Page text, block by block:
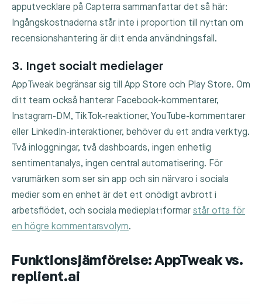
apputvecklare på Capterra sammanfattar det så här:
Ingångskostnaderna står inte i proportion till nyttan om
recensionshantering är ditt enda användningsfall.
3. Inget socialt medielager
AppTweak begränsar sig till App Store och Play Store. Om
ditt team också hanterar Facebook-kommentarer,
Instagram-DM, TikTok-reaktioner, YouTube-kommentarer
eller LinkedIn-interaktioner, behöver du ett andra verktyg.
Två inloggningar, två dashboards, ingen enhetlig
sentimentanalys, ingen central automatisering. För
varumärken som ser sin app och sin närvaro i sociala
medier som en enhet är det ett onödigt avbrott i
arbetsflödet, och sociala medieplattformar står ofta för
en högre kommentarsvolym.
Funktionsjämförelse: AppTweak vs.
replient.ai